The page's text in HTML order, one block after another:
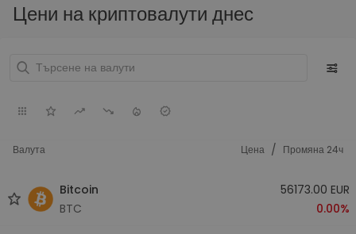
Цени на криптовалути днес
Валута Цена / Промяна 24ч
Bitcoin
BTC
56173.00 EUR
0.00%